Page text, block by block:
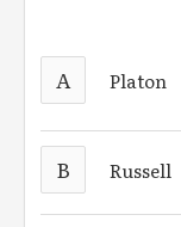
A Platon
B Russell